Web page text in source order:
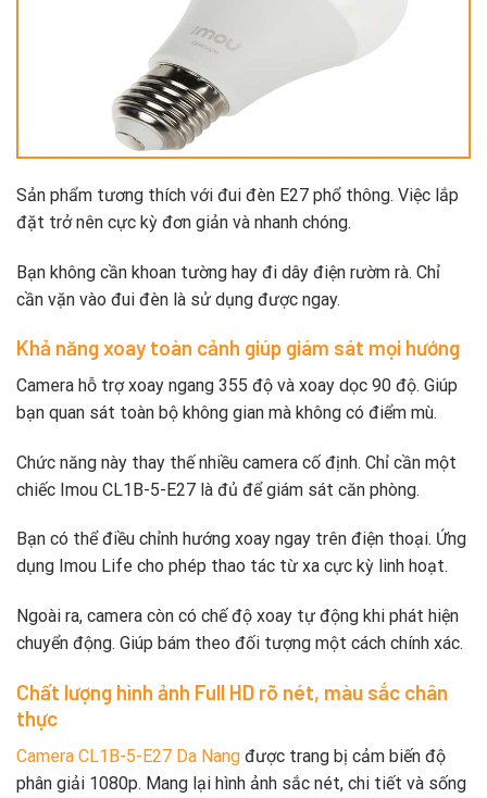
Sản phẩm tương thích với đui đèn E27 phổ thông. Việc lắp
đặt trở nên cực kỳ đơn giản và nhanh chóng.
Bạn không cần khoan tường hay đi dây điện rườm rà. Chỉ
cần vặn vào đui đèn là sử dụng được ngay.
Khả năng xoay toàn cảnh giúp giám sát mọi hướng
Camera hỗ trợ xoay ngang 355 độ và xoay dọc 90 độ. Giúp
bạn quan sát toàn bộ không gian mà không có điểm mù.
Chức năng này thay thế nhiều camera cố định. Chỉ cần một
chiếc Imou CL1B-5-E27 là đủ để giám sát căn phòng.
Bạn có thể điều chỉnh hướng xoay ngay trên điện thoại. Ứng
dụng Imou Life cho phép thao tác từ xa cực kỳ linh hoạt.
Ngoài ra, camera còn có chế độ xoay tự động khi phát hiện
chuyển động. Giúp bám theo đối tượng một cách chính xác.
Chất lượng hình ảnh Full HD rõ nét, màu sắc chân
thực
Camera CL1B-5-E27 Da Nang được trang bị cảm biến độ
phân giải 1080p. Mang lại hình ảnh sắc nét, chi tiết và sống